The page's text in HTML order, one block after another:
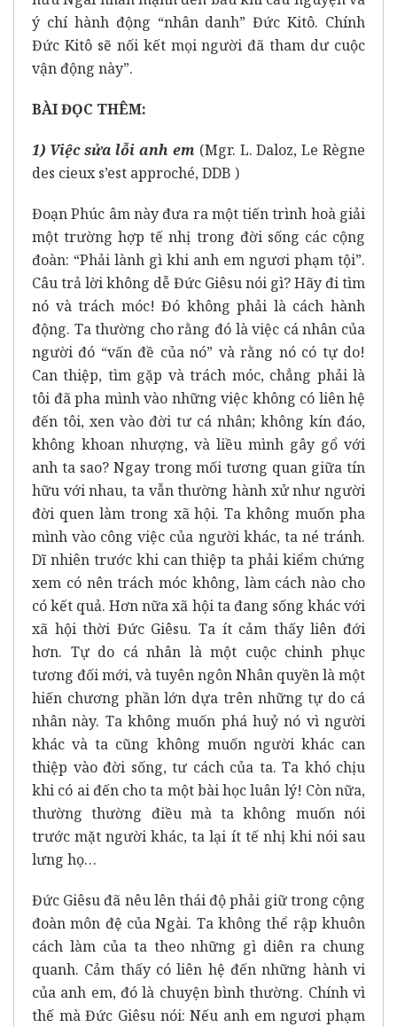
ý chí hành động “nhân danh” Đức Kitô. Chính
Đức Kitô sẽ nối kết mọi người đã tham dư cuộc
vận động này”.
BÀI ĐỌC THÊM:
1) Việc sửa lỗi anh em (Mgr. L. Daloz, Le Règne
des cieux s’est approché, DDB )
Đoạn Phúc âm này đưa ra một tiến trình hoà giải
một trường hợp tế nhị trong đời sống các cộng
đoàn: “Phải lành gì khi anh em ngươi phạm tội”.
Câu trả lời không dễ Đức Giêsu nói gì? Hãy đi tìm
nó và trách móc! Đó không phải là cách hành
động. Ta thường cho rằng đó là việc cá nhân của
người đó “vấn đề của nó” và rằng nó có tự do!
Can thiệp, tìm gặp và trách móc, chẳng phải là
tôi đã pha mình vào những việc không có liên hệ
đến tôi, xen vào đời tư cá nhân; không kín đáo,
không khoan nhượng, và liều mình gây gổ với
anh ta sao? Ngay trong mối tương quan giữa tín
hữu với nhau, ta vẫn thường hành xử như người
đời quen làm trong xã hội. Ta không muốn pha
mình vào công việc của người khác, ta né tránh.
Dĩ nhiên trước khi can thiệp ta phải kiểm chứng
xem có nên trách móc không, làm cách nào cho
có kết quả. Hơn nữa xã hội ta đang sống khác với
xã hội thời Đức Giêsu. Ta ít cảm thấy liên đới
hơn. Tự do cá nhân là một cuộc chinh phục
tương đối mới, và tuyên ngôn Nhân quyền là một
hiến chương phần lớn dựa trên những tự do cá
nhân này. Ta không muốn phá huỷ nó vì người
khác và ta cũng không muốn người khác can
thiệp vào đời sống, tư cách của ta. Ta khó chịu
khi có ai đến cho ta một bài học luân lý! Còn nữa,
thường thường điều mà ta không muốn nói
trước mặt người khác, ta lại ít tế nhị khi nói sau
lưng họ…
Đức Giêsu đã nêu lên thái độ phải giữ trong cộng
đoàn môn đệ của Ngài. Ta không thể rập khuôn
cách làm của ta theo những gì diên ra chung
quanh. Cảm thấy có liên hệ đến những hành vi
của anh em, đó là chuyện bình thường. Chính vì
thế mà Đức Giêsu nói: Nếu anh em ngươi phạm